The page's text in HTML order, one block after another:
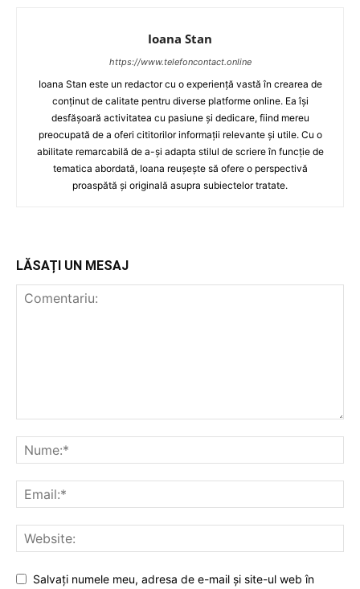
Ioana Stan
https://www.telefoncontact.online
Ioana Stan este un redactor cu o experiență vastă în crearea de
conținut de calitate pentru diverse platforme online. Ea își
desfășoară activitatea cu pasiune și dedicare, fiind mereu
preocupată de a oferi cititorilor informații relevante și utile. Cu o
abilitate remarcabilă de a-și adapta stilul de scriere în funcție de
tematica abordată, Ioana reușește să ofere o perspectivă
proaspătă și originală asupra subiectelor tratate.
LĂSAȚI UN MESAJ
Salvați numele meu, adresa de e-mail și site-ul web în